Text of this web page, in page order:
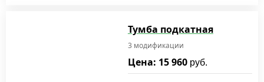
Тумба подкатная
3 модификации
Цена: 15 960 руб.